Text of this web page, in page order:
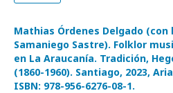
Mathias Órdenes Delgado
Samaniego Sastre). Folklor
en La Araucanía. Tradición,
(1860-1960). Santiago, 2023,
ISBN: 978-956-6276-08-1.